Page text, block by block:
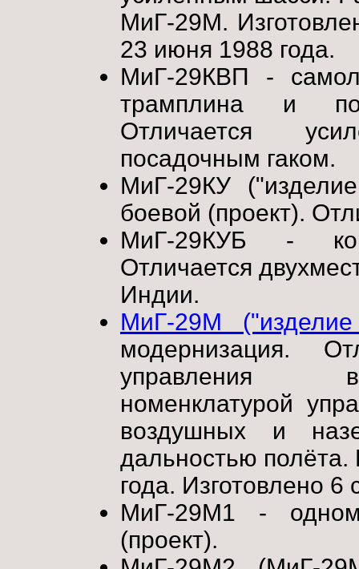
МиГ-29М.
23 июня 1988 года.
МиГ-29КВП -
трамплина и
Отличается
посадочным гаком.
МиГ-29КУ
боевой (проект).
МиГ-29КУБ -
Отличается
Индии.
МиГ-29М
модернизация.
управления
номенклатурой
воздушных и
дальностью
года. Изготовлено 6
МиГ-29М1 -
(проект).